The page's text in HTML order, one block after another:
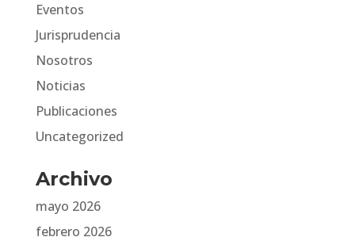
Eventos
Jurisprudencia
Nosotros
Noticias
Publicaciones
Uncategorized
Archivo
mayo 2026
febrero 2026